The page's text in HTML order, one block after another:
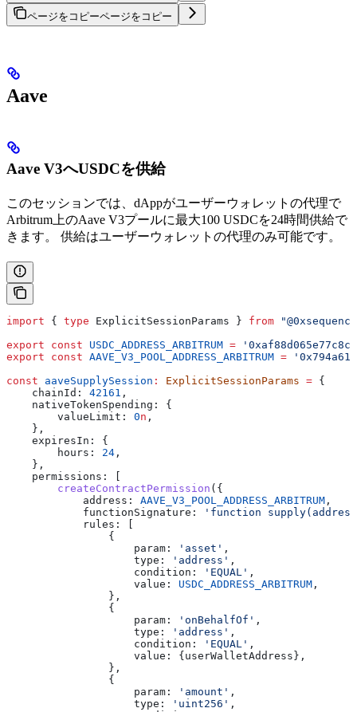
ページをコピーページをコピー
Aave
Aave V3へUSDCを供給
このセッションでは、dAppがユーザーウォレットの代理で
Arbitrum上のAave V3プールに最大100 USDCを24時間供給で
きます。 供給はユーザーウォレットの代理のみ可能です。
import { type ExplicitSessionParams } from
export const USDC_ADDRESS_ARBITRUM =
export const AAVE_V3_POOL_ADDRESS_ARBITRUM =
const aaveSupplySession : ExplicitSessionParams = {
    chainId:
42161 ,
    nativeTokenSpending:
{
        valueLimit:
0n ,
    },
    expiresIn:
{
        hours:
24 ,
    },
    permissions:
        createContractPermission
({
            address:
AAVE_V3_POOL_ADDRESS_ARBITRUM ,
            functionSignature:
'function
            rules:
                {
                    param:
'asset' ,
                    type:
'address' ,
                    condition:
'EQUAL' ,
                    value:
USDC_ADDRESS_ARBITRUM ,
                },
                {
                    param:
'onBehalfOf' ,
                    type:
'address' ,
                    condition:
'EQUAL' ,
                    value:
{ userWalletAddress },
                },
                {
                    param:
'amount' ,
                    type:
'uint256' ,